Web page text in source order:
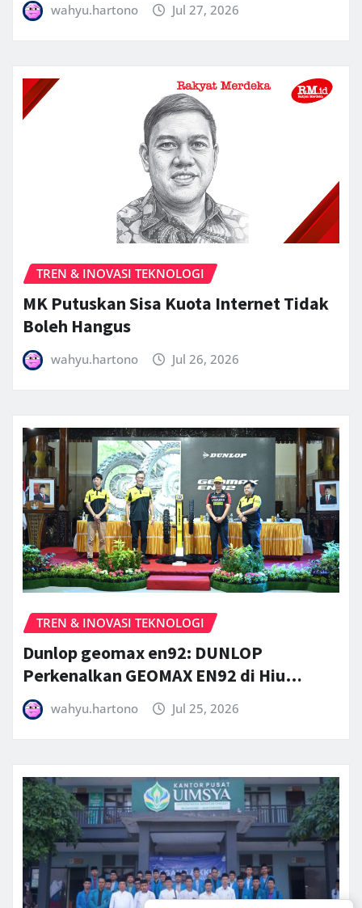
wahyu.hartono Jul 27, 2026
TREN & INOVASI TEKNOLOGI
MK Putuskan Sisa Kuota Internet Tidak
Boleh Hangus
wahyu.hartono Jul 26, 2026
TREN & INOVASI TEKNOLOGI
Dunlop geomax en92: DUNLOP
Perkenalkan GEOMAX EN92 di Hiu…
wahyu.hartono Jul 25, 2026